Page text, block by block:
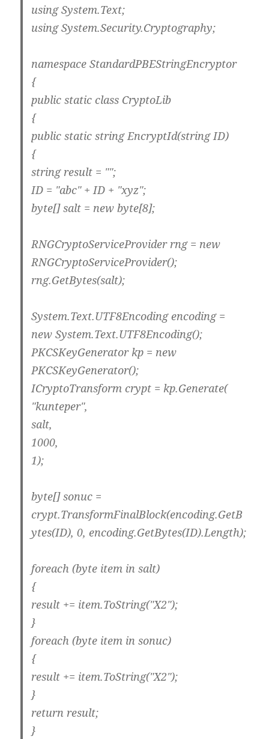
using System.Text;
using System.Security.Cryptography;
namespace StandardPBEStringEncryptor
{
public static class CryptoLib
{
public static string EncryptId(string ID)
{
string result = "";
ID = "abc" + ID + "xyz";
byte[] salt = new byte[8];
RNGCryptoServiceProvider rng = new
RNGCryptoServiceProvider();
rng.GetBytes(salt);
System.Text.UTF8Encoding encoding =
new System.Text.UTF8Encoding();
PKCSKeyGenerator kp = new
PKCSKeyGenerator();
ICryptoTransform crypt = kp.Generate(
"kunteper",
salt,
1000,
1);
byte[] sonuc =
crypt.TransformFinalBlock(encoding.GetB
ytes(ID), 0, encoding.GetBytes(ID).Length);
foreach (byte item in salt)
{
result += item.ToString("X2");
}
foreach (byte item in sonuc)
{
result += item.ToString("X2");
}
return result;
}